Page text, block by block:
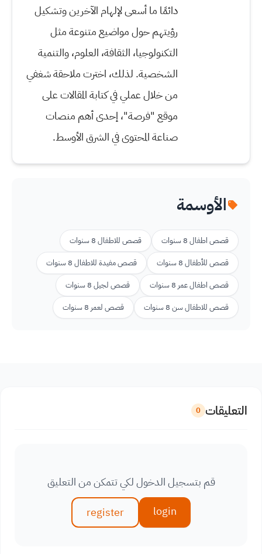
دائمًا ما أسعى لإلهام الآخرين وتشكيل
رؤيتهم حول مواضيع متنوعة مثل
التكنولوجيا، الثقافة، العلوم، والتنمية
الشخصية. لذلك، اخترت ملاحقة شغفي
من خلال عملي في كتابة المقالات على
موقع "فرصة"، إحدى أهم منصات
صناعة المحتوى في الشرق الأوسط.
الأوسمة
قصص اطفال 8 سنوات
قصص للاطفال 8 سنوات
قصص للأطفال 8 سنوات
قصص مفيدة للاطفال 8 سنوات
قصص اطفال عمر 8 سنوات
قصص لجيل 8 سنوات
قصص للاطفال سن 8 سنوات
قصص لعمر 8 سنوات
التعليقات 0
قم بتسجيل الدخول لكي تتمكن من التعليق
login
register